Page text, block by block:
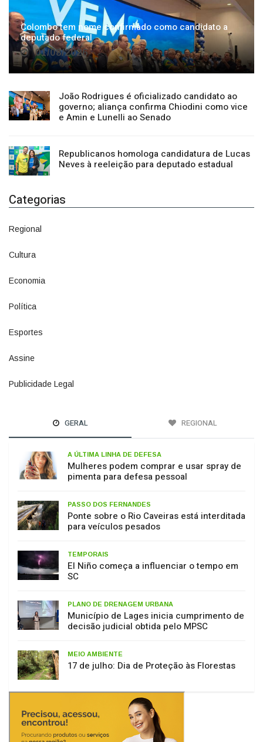
Colombo tem nome confirmado como candidato a
deputado federal
01/08/2026
João Rodrigues é oficializado candidato ao
governo; aliança confirma Chiodini como vice
e Amin e Lunelli ao Senado
Republicanos homologa candidatura de Lucas
Neves à reeleição para deputado estadual
Categorias
Regional
Cultura
Economia
Política
Esportes
Assine
Publicidade Legal
GERAL REGIONAL
A ÚLTIMA LINHA DE DEFESA
Mulheres podem comprar e usar spray de
pimenta para defesa pessoal
PASSO DOS FERNANDES
Ponte sobre o Rio Caveiras está interditada
para veículos pesados
TEMPORAIS
El Niño começa a influenciar o tempo em
SC
PLANO DE DRENAGEM URBANA
Município de Lages inicia cumprimento de
decisão judicial obtida pelo MPSC
MEIO AMBIENTE
17 de julho: Dia de Proteção às Florestas